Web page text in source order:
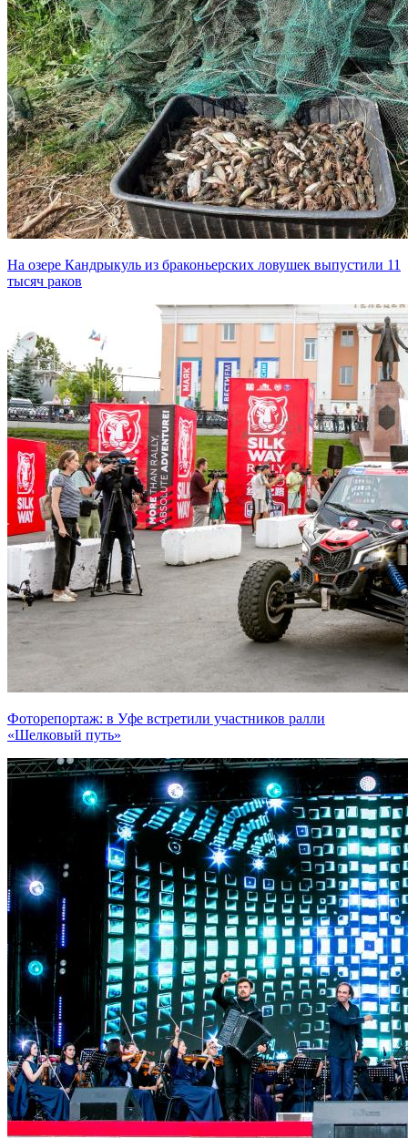
На озере Кандрыкуль из браконьерских ловушек выпустили 11
тысяч раков
Фоторепортаж: в Уфе встретили участников ралли
«Шелковый путь»